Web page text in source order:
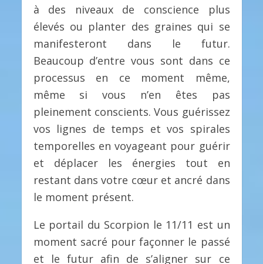
à des niveaux de conscience plus
élevés ou planter des graines qui se
manifesteront dans le futur.
Beaucoup d’entre vous sont dans ce
processus en ce moment même,
même si vous n’en êtes pas
pleinement conscients. Vous guérissez
vos lignes de temps et vos spirales
temporelles en voyageant pour guérir
et déplacer les énergies tout en
restant dans votre cœur et ancré dans
le moment présent.
Le portail du Scorpion le 11/11 est un
moment sacré pour façonner le passé
et le futur afin de s’aligner sur ce